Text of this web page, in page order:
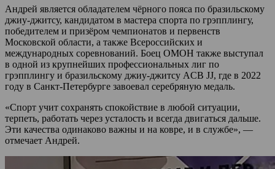
Андрей является обладателем чёрного пояса по бразильскому
джиу-джитсу, кандидатом в мастера спорта по грэпплингу,
победителем и призёром чемпионатов и первенств
Московской области, а также Всероссийских и
международных соревнований. Боец ОМОН также выступал
в одной из крупнейших профессиональных лиг по
грэпплингу и бразильскому джиу-джитсу ACB JJ, где в 2022
году в Санкт-Петербурге завоевал серебряную медаль.
«Спорт учит сохранять спокойствие в любой ситуации,
терпеть, работать через усталость и всегда двигаться дальше.
Эти качества одинаково важны и на ковре, и в службе», —
отмечает Андрей.